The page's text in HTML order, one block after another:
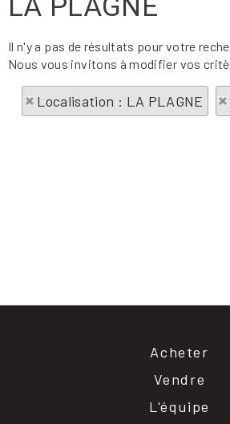
LA PLAGNE
Il n'y a pas de résultats pour votre
Nous vous invitons à modifier vos
Localisation : LA PLAGNE
Acheter
Vendre
L'équipe